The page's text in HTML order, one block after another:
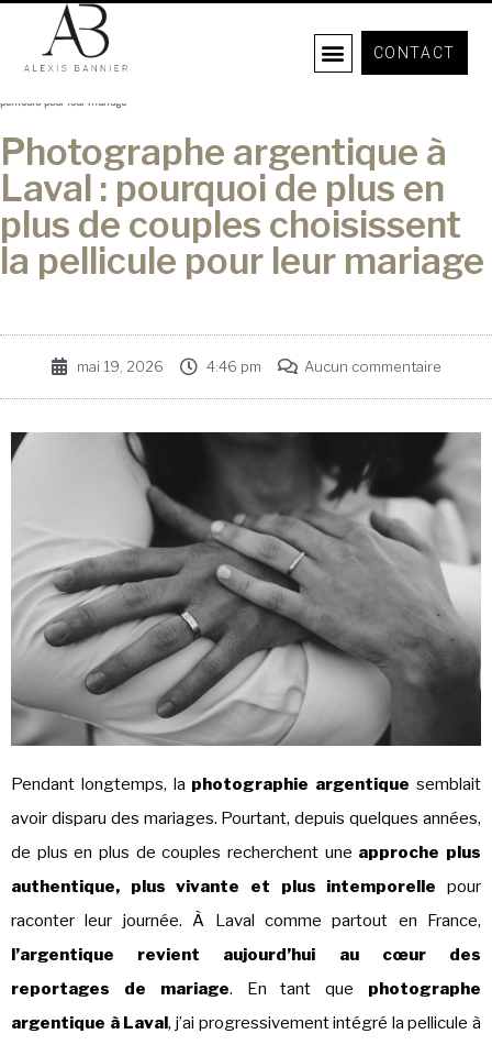
CONTACT
Photographe argentique à Laval : pourquoi de plus en plus de couples choisissent la
pellicule pour leur mariage
Photographe argentique à
Laval : pourquoi de plus en
plus de couples choisissent
la pellicule pour leur mariage
mai 19, 2026 4:46 pm Aucun commentaire
Pendant longtemps, la photographie argentique semblait
avoir disparu des mariages. Pourtant, depuis quelques années,
de plus en plus de couples recherchent une approche plus
authentique, plus vivante et plus intemporelle pour
raconter leur journée. À Laval comme partout en France,
l’argentique revient aujourd’hui au cœur des
reportages de mariage. En tant que photographe
argentique à Laval, j’ai progressivement intégré la pellicule à